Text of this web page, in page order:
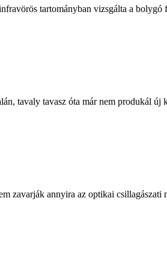
tartományban vizsgálta a bolygó
tavaly tavasz óta már nem produkál új
zavarják annyira az optikai csillagászati